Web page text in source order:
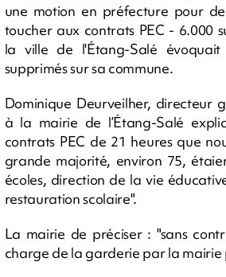
une motion en préfecture pour
toucher aux contrats PEC - 6.000
la ville de l'Étang-Salé évoquait
supprimés sur sa commune.
Dominique Deurveilher, directeur
à la mairie de l’Étang-Salé
contrats PEC de 21 heures que
grande majorité, environ 75,
écoles, direction de la vie
restauration scolaire".
La mairie de préciser : "sans
charge de la garderie par la mairie